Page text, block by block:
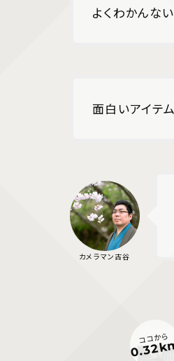
よくわかんな
面白いアイテ
ココから